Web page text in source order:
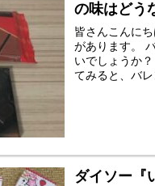
の味はどう
皆さんこんに
があります。
いでしょうか
てみると、バ
ダイソー『